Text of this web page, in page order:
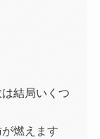
結局いくつ
燃えます